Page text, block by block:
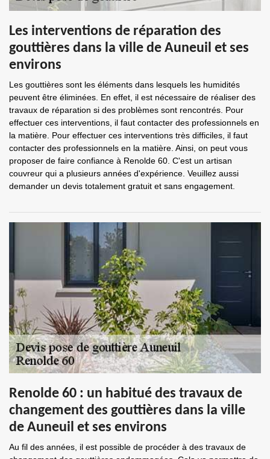
Les interventions de réparation des
gouttières dans la ville de Auneuil et ses
environs
Les gouttières sont les éléments dans lesquels les humidités
peuvent être éliminées. En effet, il est nécessaire de réaliser des
travaux de réparation si des problèmes sont rencontrés. Pour
effectuer ces interventions, il faut contacter des professionnels en
la matière. Pour effectuer ces interventions très difficiles, il faut
contacter des professionnels en la matière. Ainsi, on peut vous
proposer de faire confiance à Renolde 60. C'est un artisan
couvreur qui a plusieurs années d'expérience. Veuillez aussi
demander un devis totalement gratuit et sans engagement.
Renolde 60 : un habitué des travaux de
changement des gouttières dans la ville
de Auneuil et ses environs
Au fil des années, il est possible de procéder à des travaux de